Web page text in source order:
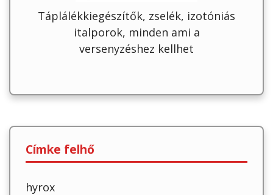
Táplálékkiegészítők, zselék, izotóniás
italporok, minden ami a
versenyzéshez kellhet
Címke felhő
hyrox